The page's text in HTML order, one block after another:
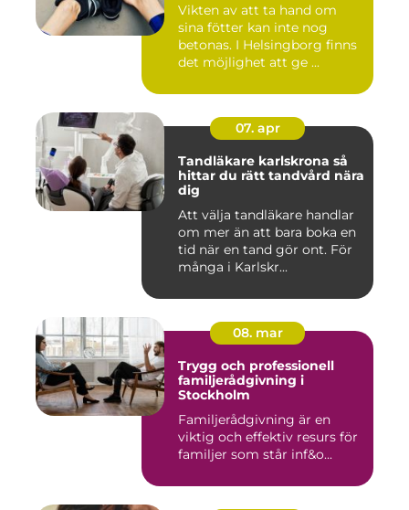
Vikten av att ta hand om
sina fötter kan inte nog
betonas. I Helsingborg finns
det möjlighet att ge ...
07. apr
Tandläkare karlskrona så
hittar du rätt tandvård nära
dig
Att välja tandläkare handlar
om mer än att bara boka en
tid när en tand gör ont. För
många i Karlskr...
08. mar
Trygg och professionell
familjerådgivning i
Stockholm
Familjerådgivning är en
viktig och effektiv resurs för
familjer som står inf&o...